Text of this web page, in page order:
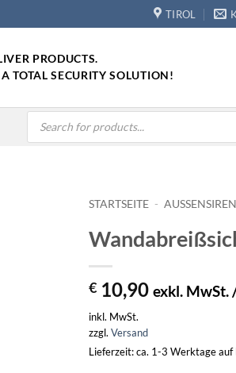
TIROL
PRODUCTS.
TOTAL SECURITY SOLUTION!
Products
search
STARTSEITE -
€ 10,90 exkl. MwSt.
inkl. MwSt.
zzgl. Versand
Lieferzeit: ca. 1-3 Werktage auf